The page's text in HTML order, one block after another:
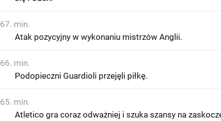
67. min.
Atak pozycyjny w wykonaniu mistrzów Anglii.
66. min.
Podopieczni Guardioli przejęli piłkę.
65. min.
Atletico gra coraz odważniej i szuka szansy na